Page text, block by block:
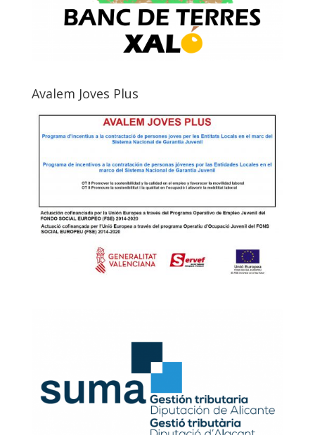
Avalem Joves Plus